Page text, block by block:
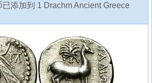
已添加到 1 Drachm Ancient Greece